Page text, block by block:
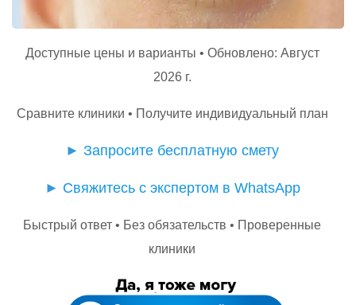
Доступные цены и варианты • Обновлено: Август
2026 г.
Сравните клиники • Получите индивидуальный план
► Запросите бесплатную смету
► Свяжитесь с экспертом в WhatsApp
Быстрый ответ • Без обязательств • Проверенные
клиники